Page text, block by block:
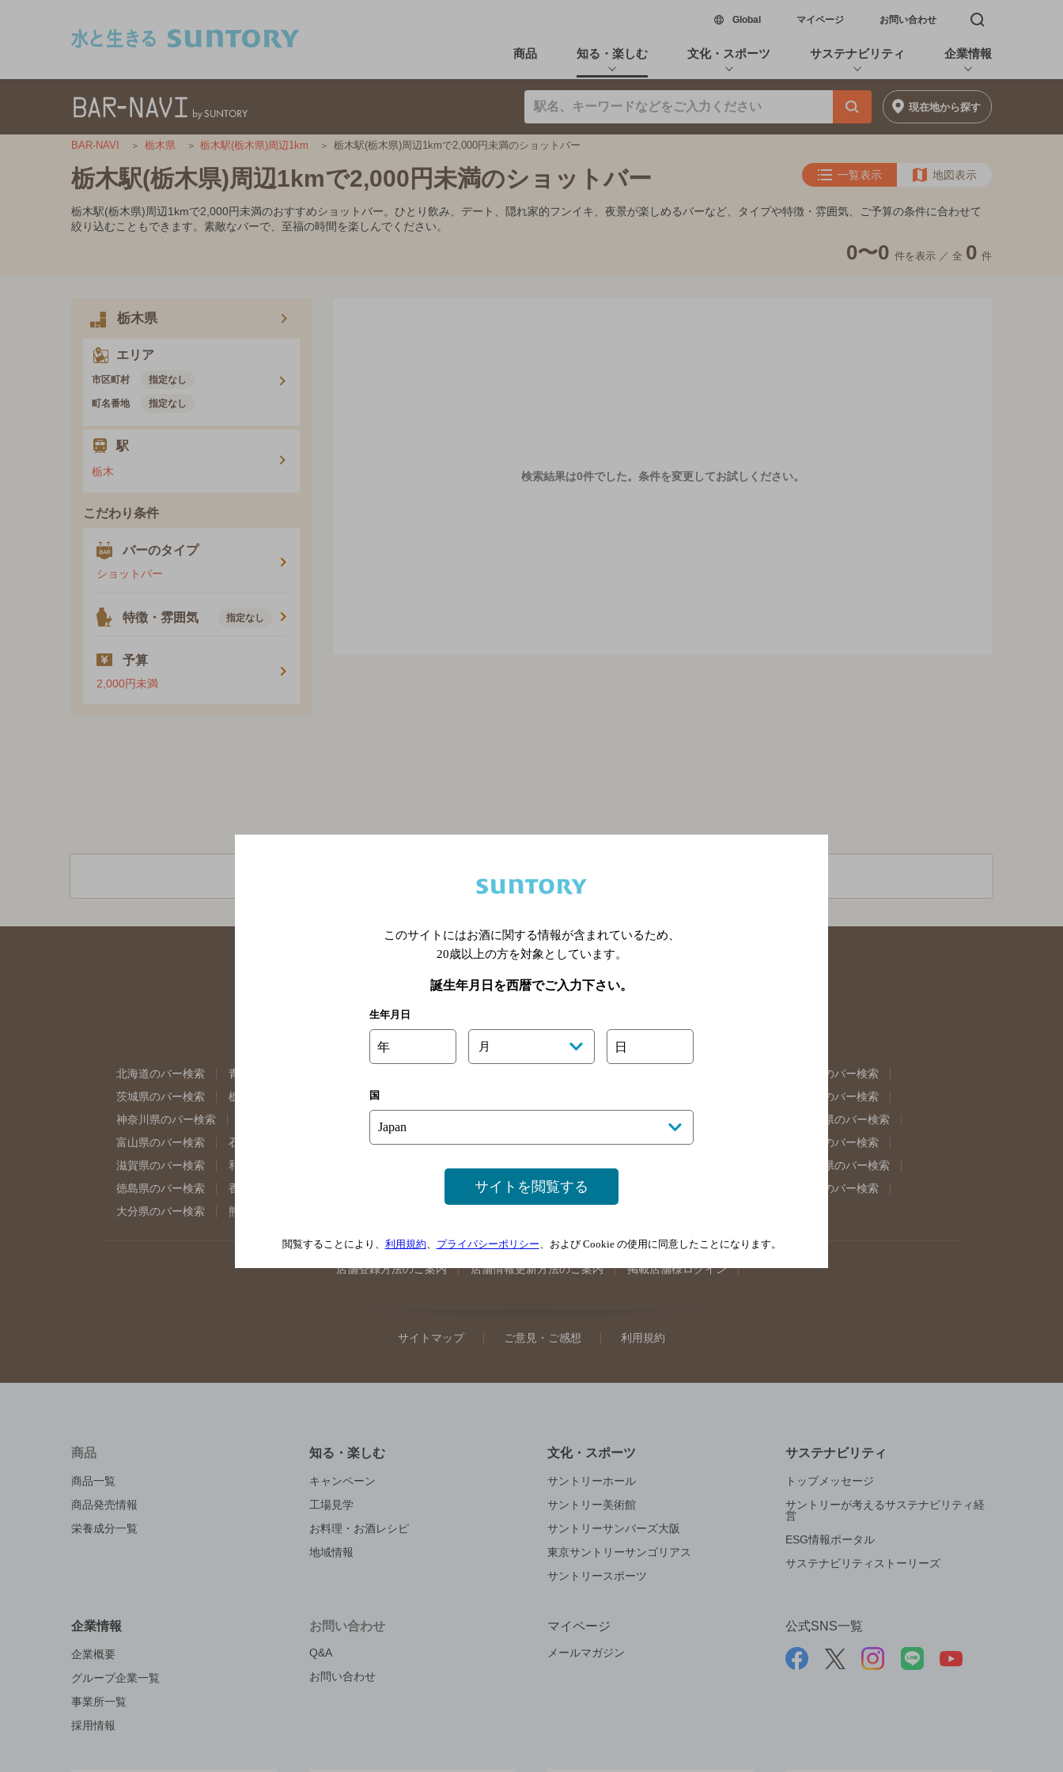
Global新しいウィンドウで開く
マイページ お問い合わせ 検索窓を開く
商品 知る・楽しむ 文化・スポーツ サステナビリティ 企業情報
現在地から探す
BAR-NAVI 栃木県 栃木駅(栃木県)周辺1km 栃木駅(栃木県)周辺1kmで2,000円未満のショットバー
栃木駅(栃木県)周辺1kmで2,000円未満のショットバー 一覧表示 地図表示
栃木駅(栃木県)周辺1kmで2,000円未満のおすすめショットバー。ひとり飲み、デート、隠れ家的フンイキ、夜景が楽しめるバーなど、タイプや特徴・雰囲気、ご予算の条件に合わせて
絞り込むこともできます。素敵なバーで、至福の時間を楽しんでください。
0〜0 件を表示 ／ 全 0 件
栃木県
エリア
市区町村 指定なし
町名番地 指定なし
駅
栃木
こだわり条件
バーのタイプ
ショットバー
特徴・雰囲気 指定なし
予算
2,000円未満
検索結果は0件でした。 条件を変更してお試しください。
関連ページ
北海道のバー検索 青森県のバー検索
福島県のバー検索
茨城県のバー検索
栃木県のバー検索 群馬県のバー検索
東京都のバー検索
神奈川県のバー検索
埼玉県のバー検索
岐阜県のバー検索
富山県のバー検索
石川県のバー検索 福井県のバー検索 大阪府のバー検索 京都府のバー検索 兵庫県のバー検索
奈良県のバー検索
滋賀県のバー検索
和歌山県のバー検索 岡山県のバー検索 山口県のバー検索
島根県のバー検索
徳島県のバー検索
香川県のバー検索 高知県のバー検索 福岡県のバー検索
佐賀県のバー検索
大分県のバー検索
熊本県のバー検索
店舗登録方法のご案内 店舗情報更新方法のご案内 掲載店舗様ログイン
サイトマップ ご意見・ご感想 利用規約
商品
商品一覧
商品発売情報
栄養成分一覧
知る・楽しむ
キャンペーン
工場見学
お料理・お酒レシピ
地域情報
文化・スポーツ
サントリーホール
サントリー美術館
サントリーサンバーズ大阪
東京サントリーサンゴリアス
サントリースポーツ
サステナビリティ
トップメッセージ
サントリーが考えるサステナビリティ経
営
ESG情報ポータル
サステナビリティストーリーズ
企業情報
企業概要
グループ企業一覧
事業所一覧
採用情報
お問い合わせ
Q&A
お問い合わせ
マイページ
メールマガジン
公式SNS一覧
このサイトにはお酒に関する情報が含まれているため、
20歳以上の方を対象としています。
誕生年月日を西暦でご入力下さい。
生年月日
年 月 日
国
サイトを閲覧する
閲覧することにより、 利用規約、 プライバシーポリシー、および Cookie の使用に同意したことになります。